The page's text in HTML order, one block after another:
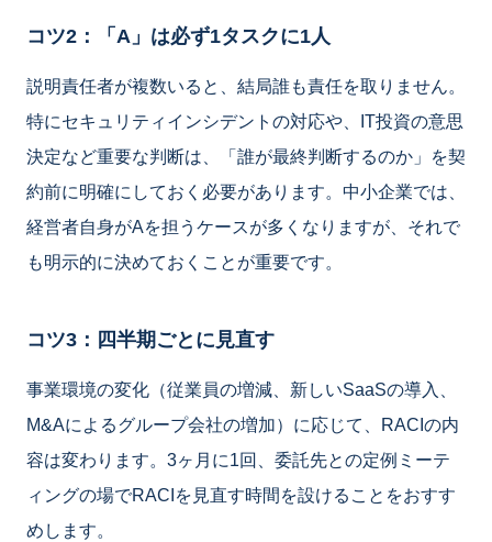
コツ2：「A」は必ず1タスクに1人
説明責任者が複数いると、結局誰も責任を取りません。
特にセキュリティインシデントの対応や、IT投資の意思
決定など重要な判断は、「誰が最終判断するのか」を契
約前に明確にしておく必要があります。中小企業では、
経営者自身がAを担うケースが多くなりますが、それで
も明示的に決めておくことが重要です。
コツ3：四半期ごとに見直す
事業環境の変化（従業員の増減、新しいSaaSの導入、
M&Aによるグループ会社の増加）に応じて、RACIの内
容は変わります。3ヶ月に1回、委託先との定例ミーテ
ィングの場でRACIを見直す時間を設けることをおすす
めします。